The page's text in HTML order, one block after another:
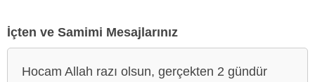
İçten ve Samimi Mesajlarınız
Hocam Allah razı olsun, gerçekten 2 gündür